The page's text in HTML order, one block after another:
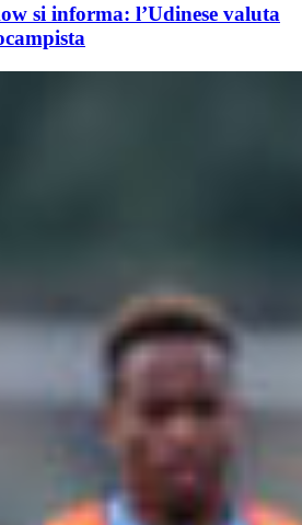
si informa: l’Udinese valuta